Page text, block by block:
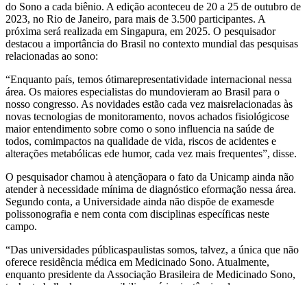
do Sono a cada biênio. A edição aconteceu de 20 a 25 de outubro de
2023, no Rio de Janeiro, para mais de 3.500 participantes. A
próxima será realizada em Singapura, em 2025. O pesquisador
destacou a importância do Brasil no contexto mundial das pesquisas
relacionadas ao sono:
“Enquanto país, temos ótimarepresentatividade internacional nessa
área. Os maiores especialistas do mundovieram ao Brasil para o
nosso congresso. As novidades estão cada vez maisrelacionadas às
novas tecnologias de monitoramento, novos achados fisiológicose
maior entendimento sobre como o sono influencia na saúde de
todos, comimpactos na qualidade de vida, riscos de acidentes e
alterações metabólicas ede humor, cada vez mais frequentes”, disse.
O pesquisador chamou à atençãopara o fato da Unicamp ainda não
atender à necessidade mínima de diagnóstico eformação nessa área.
Segundo conta, a Universidade ainda não dispõe de examesde
polissonografia e nem conta com disciplinas específicas neste
campo.
“Das universidades públicaspaulistas somos, talvez, a única que não
oferece residência médica em Medicinado Sono. Atualmente,
enquanto presidente da Associação Brasileira de Medicinado Sono,